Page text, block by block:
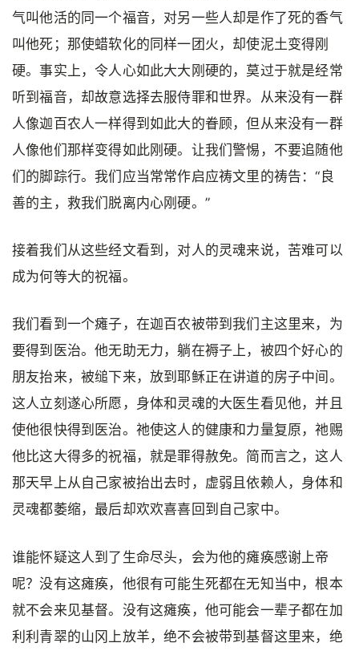
气叫他活的同一个福音，对另一些人却是作了死的香气
叫他死；那使蜡软化的同样一团火，却使泥土变得刚
硬。事实上，令人心如此大大刚硬的，莫过于就是经常
听到福音，却故意选择去服侍罪和世界。从来没有一群
人像迦百农人一样得到如此大的眷顾，但从来没有一群
人像他们那样变得如此刚硬。让我们警惕，不要追随他
们的脚踪行。我们应当常常作启应祷文里的祷告：“良
善的主，救我们脱离内心刚硬。”
接着我们从这些经文看到，对人的灵魂来说，苦难可以
成为何等大的祝福。
我们看到一个瘫子，在迦百农被带到我们主这里来，为
要得到医治。他无助无力，躺在褥子上，被四个好心的
朋友抬来，被缒下来，放到耶稣正在讲道的房子中间。
这人立刻遂心所愿，身体和灵魂的大医生看见他，并且
使他很快得到医治。祂使这人的健康和力量复原，祂赐
他比这大得多的祝福，就是罪得赦免。简而言之，这人
那天早上从自己家被抬出去时，虚弱且依赖人，身体和
灵魂都萎缩，最后却欢欢喜喜回到自己家中。
谁能怀疑这人到了生命尽头，会为他的瘫痪感谢上帝
呢？没有这瘫痪，他很有可能生死都在无知当中，根本
就不会来见基督。没有这瘫痪，他可能会一辈子都在加
利利青翠的山冈上放羊，绝不会被带到基督这里来，绝